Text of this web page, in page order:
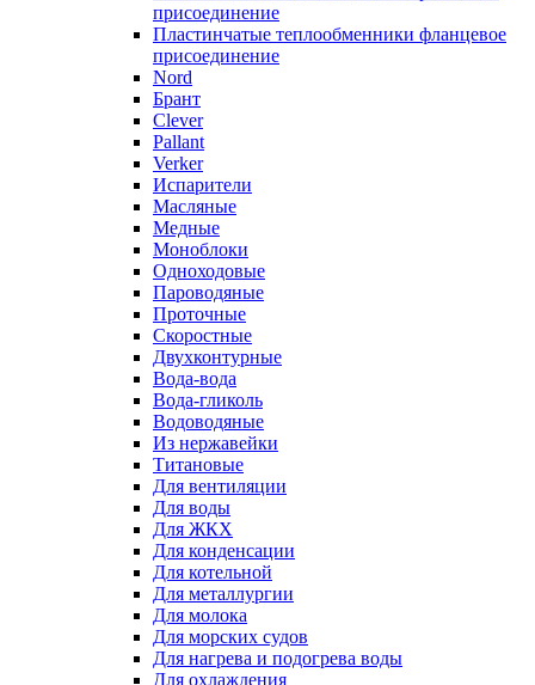
присоединение
Пластинчатые теплообменники фланцевое
присоединение
Nord
Брант
Clever
Pallant
Verker
Испарители
Масляные
Медные
Моноблоки
Одноходовые
Пароводяные
Проточные
Скоростные
Двухконтурные
Вода-вода
Вода-гликоль
Водоводяные
Из нержавейки
Титановые
Для вентиляции
Для воды
Для ЖКХ
Для конденсации
Для котельной
Для металлургии
Для молока
Для морских судов
Для нагрева и подогрева воды
Для охлаждения